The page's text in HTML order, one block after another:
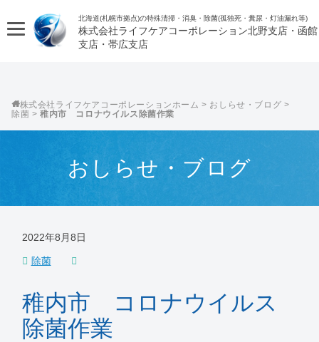
北海道(札幌市拠点)の特殊清掃・消臭・除菌(孤独死・糞尿・灯油漏れ等)
株式会社ライフケアコーポレーション
株式会社ライフケアコーポレーション > おしらせ・ブログ >
除菌 >稚内市 コロナウイルス除菌作業
おしらせ・ブログ
2022年8月8日
除菌
稚内市 コロナウイルス
除菌作業